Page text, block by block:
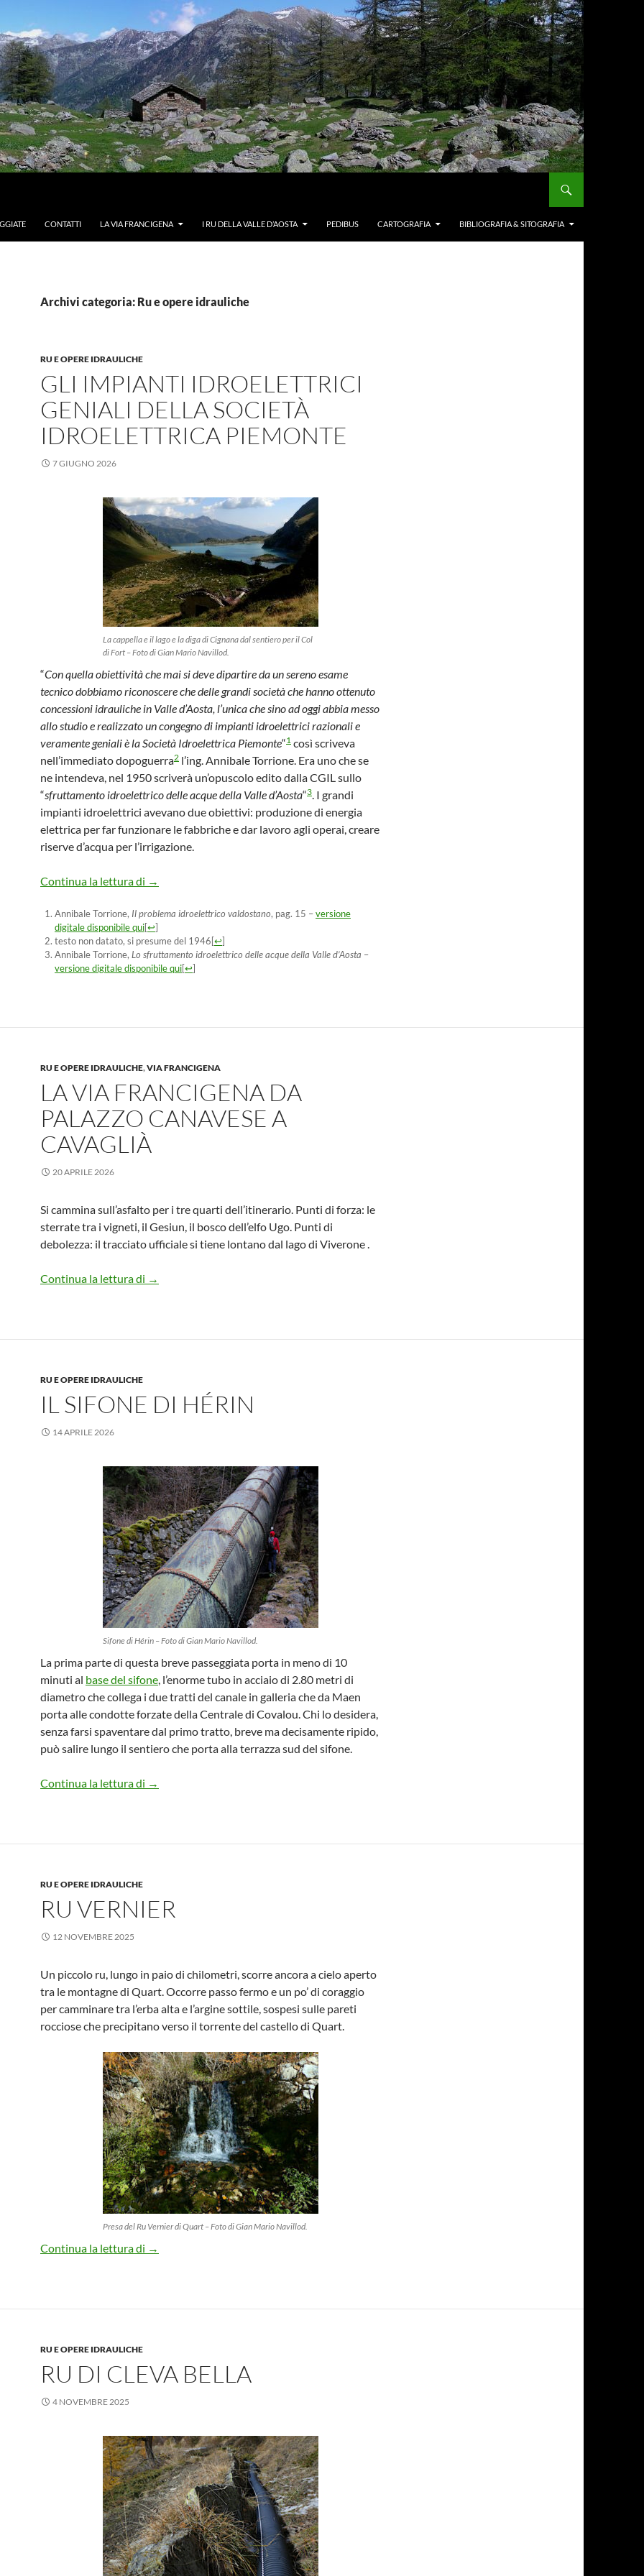
CONTATTI LA VIA FRANCIGENA I RU DELLA VALLE D’AOSTA PEDIBUS CARTOGRAFIA BIBLIOGRAFIA & SITOGRAFIA
Archivi categoria: Ru e opere idrauliche
RU E OPERE IDRAULICHE
GLI IMPIANTI IDROELETTRICI
GENIALI DELLA SOCIETÀ
IDROELETTRICA PIEMONTE
7 GIUGNO 2026
La cappella e il lago e la diga di Cignana dal sentiero per il Col
di Fort – Foto di Gian Mario Navillod.
“Con quella obiettività che mai si deve dipartire da un sereno esame
tecnico dobbiamo riconoscere che delle grandi società che hanno ottenuto
concessioni idrauliche in Valle d’Aosta, l’unica che sino ad oggi abbia messo
allo studio e realizzato un congegno di impianti idroelettrici razionali e
veramente geniali è la Società Idroelettrica Piemonte“1 così scriveva
nell’immediato dopoguerra2 l’ing. Annibale Torrione. Era uno che se
ne intendeva, nel 1950 scriverà un’opuscolo edito dalla CGIL sullo
“sfruttamento idroelettrico delle acque della Valle d’Aosta“3. I grandi
impianti idroelettrici avevano due obiettivi: produzione di energia
elettrica per far funzionare le fabbriche e dar lavoro agli operai, creare
riserve d’acqua per l’irrigazione.
Continua la lettura di Gli impianti idroelettrici geniali della Società Idroelettrica Piemonte
→
Annibale Torrione, Il problema idroelettrico valdostano, pag. 15 –versione
digitale disponibile qui[↩]
testo non datato, si presume del 1946[↩]
Annibale Torrione, Lo sfruttamento idroelettrico delle acque della Valle d’Aosta –
versione digitale disponibile qui[↩]
RU E OPERE IDRAULICHE,VIA FRANCIGENA
LA VIA FRANCIGENA DA
PALAZZO CANAVESE A
CAVAGLIÀ
20 APRILE 2026
Si cammina sull’asfalto per i tre quarti dell’itinerario. Punti di forza: le
sterrate tra i vigneti, il Gesiun, il bosco dell’elfo Ugo. Punti di
debolezza: il tracciato ufficiale si tiene lontano dal lago di Viverone .
Continua la lettura di La Via Francigena da Palazzo Canavese a Cavaglià
→
RU E OPERE IDRAULICHE
IL SIFONE DI HÉRIN
14 APRILE 2026
Sifone di Hérin – Foto di Gian Mario Navillod.
La prima parte di questa breve passeggiata porta in meno di 10
minuti al base del sifone, l’enorme tubo in acciaio di 2.80 metri di
diametro che collega i due tratti del canale in galleria che da Maen
porta alle condotte forzate della Centrale di Covalou. Chi lo desidera,
senza farsi spaventare dal primo tratto, breve ma decisamente ripido,
può salire lungo il sentiero che porta alla terrazza sud del sifone.
Continua la lettura di Il Sifone di Hérin
→
RU E OPERE IDRAULICHE
RU VERNIER
12 NOVEMBRE 2025
Un piccolo ru, lungo in paio di chilometri, scorre ancora a cielo aperto
tra le montagne di Quart. Occorre passo fermo e un po’ di coraggio
per camminare tra l’erba alta e l’argine sottile, sospesi sulle pareti
rocciose che precipitano verso il torrente del castello di Quart.
Presa del Ru Vernier di Quart – Foto di Gian Mario Navillod.
Continua la lettura di Ru Vernier
→
RU E OPERE IDRAULICHE
RU DI CLEVA BELLA
4 NOVEMBRE 2025